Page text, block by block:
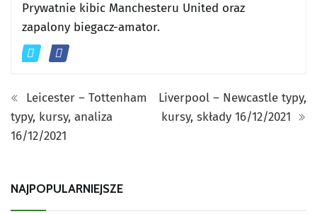
Prywatnie kibic Manchesteru United oraz
zapalony biegacz-amator.
Leicester – Tottenham
typy, kursy, analiza
16/12/2021
Liverpool – Newcastle typy,
kursy, składy 16/12/2021
NAJPOPULARNIEJSZE